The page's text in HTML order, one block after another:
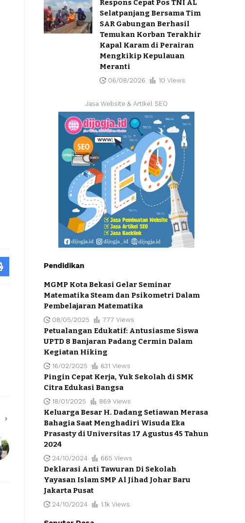
Respons Cepat Pos TNI AL
Selatpanjang Bersama Tim
SAR Gabungan Berhasil
Temukan Korban Terakhir
Kapal Karam di Perairan
Mengkikip Kepulauan
Meranti
06/08/2026 10 Views
Jasa Website & Artikel SEO
Pendidikan
MGMP Kota Bekasi Gelar Seminar
Matematika Steam dan Psikometri Dalam
Pembelajaran Matematika
08/05/2025 777 Views
Petualangan Edukatif: Antusiasme Siswa
UPTD 8 Banjaran Padang Cermin Dalam
Kegiatan Hiking
16/02/2025 631 Views
Pingin Cepat Kerja, Yuk Sekolah di SMK
Citra Edukasi Bangsa
18/01/2025 869 Views
Keluarga Besar H. Dadang Setiawan Merasa
Bahagia Saat Menghadiri Wisuda Eka
Prasasty di Universitas 17 Agustus 45 Tahun
2024
24/10/2024 665 Views
Deklarasi Anti Tawuran Di Sekolah
Yayasan Islam SMP Al Jihad Johar Baru
Jakarta Pusat
24/10/2024 1.1k Views